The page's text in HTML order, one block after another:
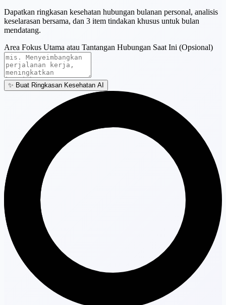
Dapatkan ringkasan kesehatan hubungan bulanan personal, analisis
keselarasan bersama, dan 3 item tindakan khusus untuk bulan
mendatang.
Area Fokus Utama atau Tantangan Hubungan Saat Ini (Opsional)
✨ Buat Ringkasan Kesehatan AI